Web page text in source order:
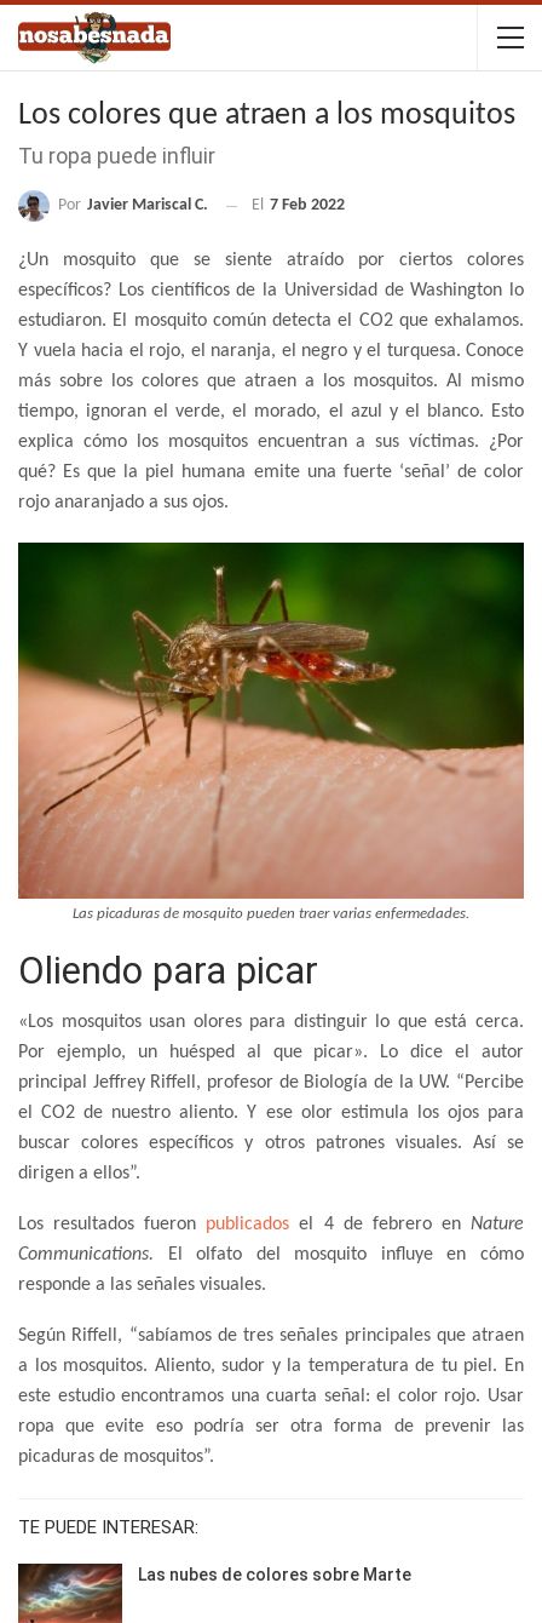
Los colores que atraen a los mosquitos
Tu ropa puede influir
Por Javier Mariscal C. El 7 Feb 2022
¿Un mosquito que se siente atraído por ciertos colores
específicos? Los científicos de la Universidad de Washington lo
estudiaron. El mosquito común detecta el CO2 que exhalamos.
Y vuela hacia el rojo, el naranja, el negro y el turquesa. Conoce
más sobre los colores que atraen a los mosquitos. Al mismo
tiempo, ignoran el verde, el morado, el azul y el blanco. Esto
explica cómo los mosquitos encuentran a sus víctimas. ¿Por
qué? Es que la piel humana emite una fuerte ‘señal’ de color
rojo anaranjado a sus ojos.
Las picaduras de mosquito pueden traer varias enfermedades.
Oliendo para picar
«Los mosquitos usan olores para distinguir lo que está cerca.
Por ejemplo, un huésped al que picar». Lo dice el autor
principal Jeffrey Riffell, profesor de Biología de la UW. “Percibe
el CO2 de nuestro aliento. Y ese olor estimula los ojos para
buscar colores específicos y otros patrones visuales. Así se
dirigen a ellos”.
Los resultados fueron publicados el 4 de febrero enNature
Communications. El olfato del mosquito influye en cómo
responde a las señales visuales.
Según Riffell, “sabíamos de tres señales principales que atraen
a los mosquitos. Aliento, sudor y la temperatura de tu piel. En
este estudio encontramos una cuarta señal: el color rojo. Usar
ropa que evite eso podría ser otra forma de prevenir las
picaduras de mosquitos”.
TE PUEDE INTERESAR:
Las nubes de colores sobre Marte